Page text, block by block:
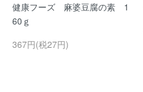
健康フーズ 麻婆豆腐の素 1
60ｇ
367円(税27円)